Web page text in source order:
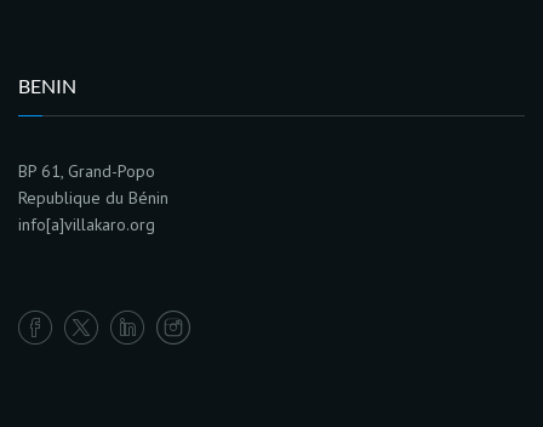
BENIN
BP 61, Grand-Popo
Republique du Bénin
info[a]villakaro.org